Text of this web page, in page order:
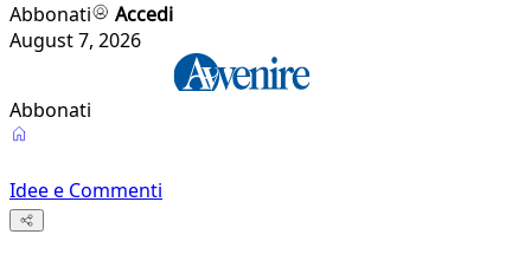
Abbonati
Accedi
August 7, 2026
Abbonati
Idee e Commenti